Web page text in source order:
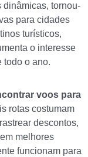
dinâmicas, tornou-
para cidades
turísticos,
o interesse
todo o ano.
voos para
rotas costumam
descontos,
melhores
funcionam para